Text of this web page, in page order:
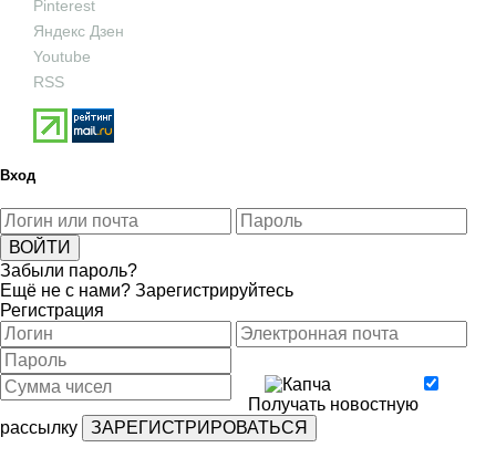
Pinterest
Яндекс Дзен
Youtube
RSS
Вход
Забыли пароль?
Ещё не с нами? Зарегистрируйтесь
Регистрация
Получать новостную
рассылку